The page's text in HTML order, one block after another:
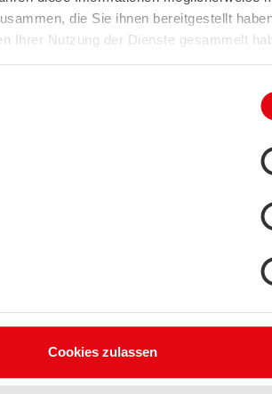
die Sie ihnen bereitgestellt
Ihrer Nutzung der Dienste gesammelt
Cookies zulassen
VISUALIZZA PRODOTTI